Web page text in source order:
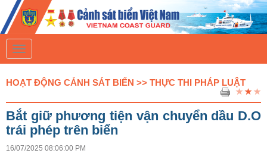
T
o
g
l
a
v
i
g
HOẠT ĐỘNG CẢNH SÁT BIỂN >> THỰC THI PHÁP LUẬT
Bắt giữ phương tiện vận chuyển dầu D.O
trái phép trên biển
16/07/2025 08:06:00 PM